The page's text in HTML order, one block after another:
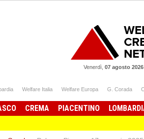
Venerdì, 07 agosto 2026
Welfare Italia Welfare Europa G. Corada
CREMA PIACENTINO
Guccini,